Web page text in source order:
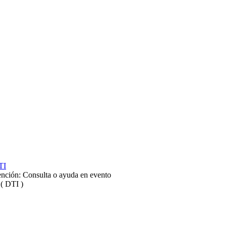
Consulta o ayuda en evento
( DTI )